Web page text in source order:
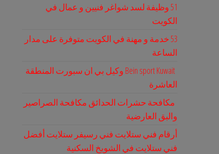
51 وظيفة لسد شواغر فنيين و عمال في
الكويت
53 خدمة و مهنة في الكويت متوفرة على مدار
الساعة
Bein sport Kuwait وكيل بي ان سبورت المنطقة
العاشرة
مكافحة حشرات الحدائق مكافحة الصراصير
والبق العارضية
أرقام فني ستلايت فني رسيفر ستلايت أفضل
فني ستلايت في الشويخ السكنية